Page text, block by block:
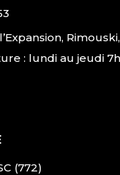
Rimouski,
: lundi au jeudi 7h
(772)